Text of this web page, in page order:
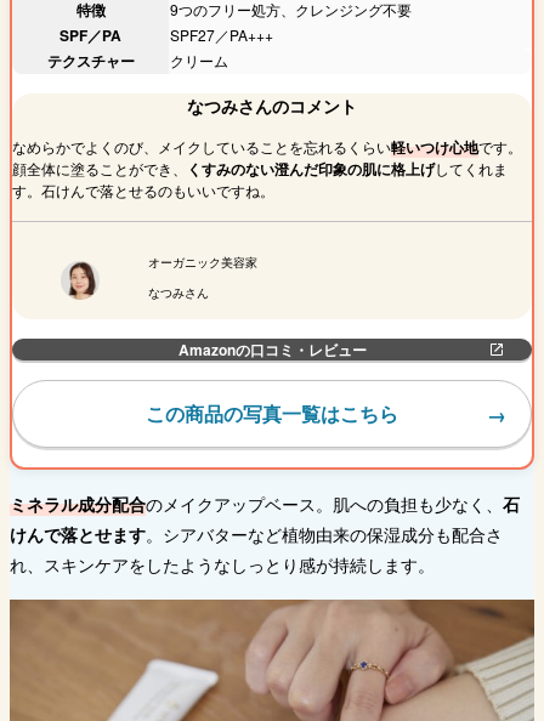
特徴 9つのフリー処方、クレンジング不要
SPF／PA SPF27／PA+++
テクスチャー クリーム
なつみさんのコメント
なめらかでよくのび、メイクしていることを忘れるくらい軽いつけ心地です。
顔全体に塗ることができ、
くすみのない澄んだ印象の肌に格上げしてくれま
す。石けんで落とせるのもいいですね。
オーガニック美容家
なつみさん
Amazonの口コミ・レビュー
この商品の写真一覧はこちら
ミネラル成分配合のメイクアップベース。肌への負担も少なく、 石
けんで落とせます。シアバターなど植物由来の保湿成分も配合さ
れ、スキンケアをしたようなしっとり感が持続します。